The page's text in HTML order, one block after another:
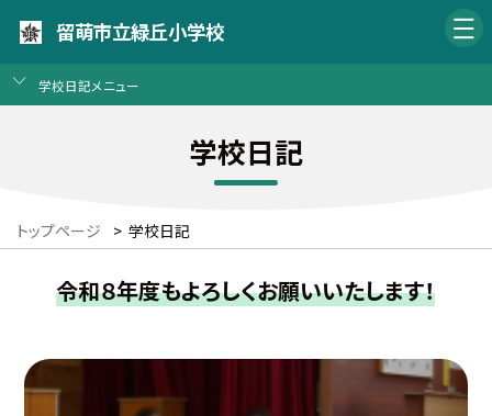
留萌市立緑丘小学校
学校日記メニュー
学校日記
トップページ > 学校日記
令和８年度もよろしくお願いいたします！